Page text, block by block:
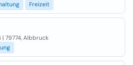
Freizeit
79774, Albbruck